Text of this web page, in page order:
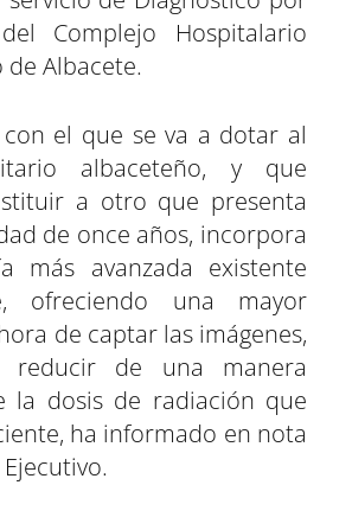
Complejo Hospitalario
Albacete.
con el que se va a dotar al
albaceteño, y que
a otro que presenta
de once años, incorpora
más avanzada existente
ofreciendo una mayor
de captar las imágenes,
reducir de una manera
la dosis de radiación que
ha informado en nota